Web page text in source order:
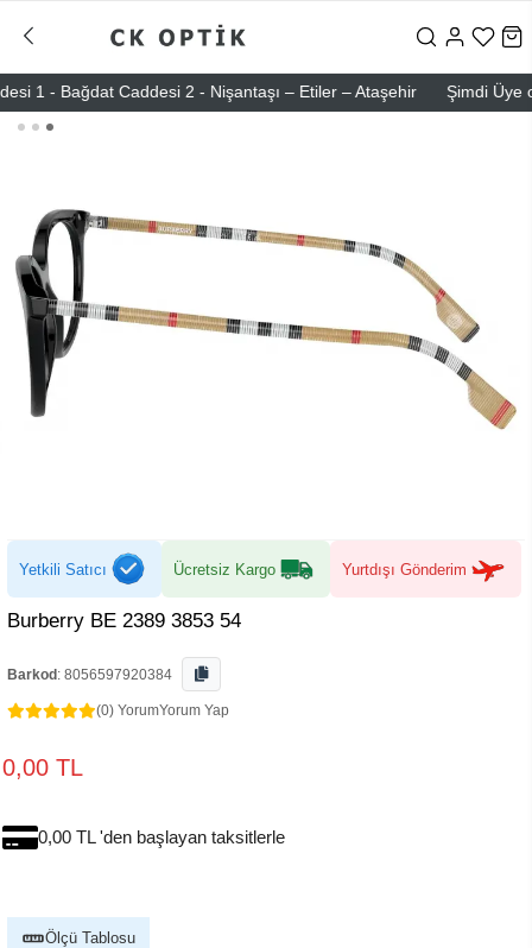
- Bağdat Caddesi 2 - Nişantaşı – Etiler – Ataşehir Şimdi Üye ol !
Yetkili Satıcı Ücretsiz Kargo Yurtdışı Gönderim
Burberry BE 2389 3853 54
Barkod : 8056597920384
(0) YorumYorum Yap
0,00 TL
0,00 TL 'den başlayan taksitlerle
Ölçü Tablosu